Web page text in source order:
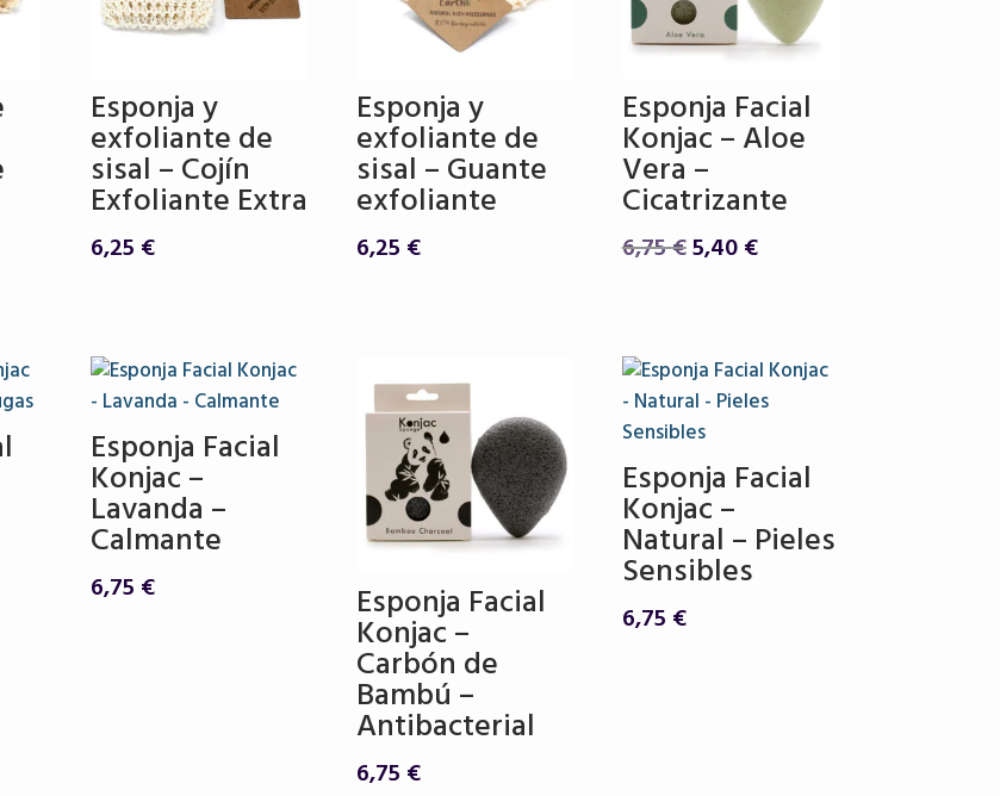
Esponja y
exfoliante de
sisal – Cojín
Exfoliante Extra
6,25 €
Esponja y
exfoliante de
sisal – Guante
exfoliante
6,25 €
Esponja Facial
Konjac – Aloe
Vera –
Cicatrizante
6,75€El
6,75 €.
5,40€El
5,40 €.
Esponja Facial
Konjac –
Lavanda –
Calmante
6,75 € Esponja Facial
Konjac –
Carbón de
Bambú –
Antibacterial
6,75 €
Esponja Facial
Konjac –
Natural – Pieles
Sensibles
6,75 €